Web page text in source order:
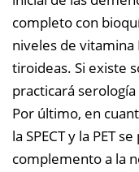
completo con
niveles de vitamina
tiroideas. Si existe
practicará
Por último, en
la SPECT y la PET
complemento a la